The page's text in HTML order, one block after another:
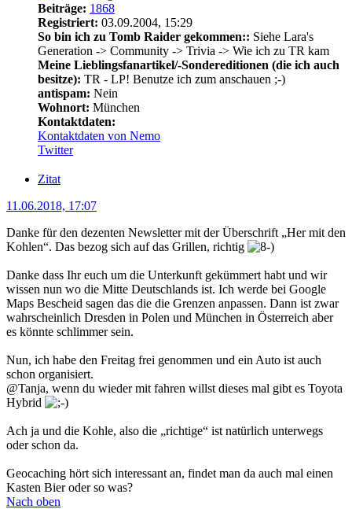
Beiträge: 1868
Registriert: 03.09.2004, 15:29
So bin ich zu Tomb Raider gekommen:: Siehe Lara's
Generation -> Community -> Trivia -> Wie ich zu TR kam
Meine Lieblingsfanartikel/-Sondereditionen (die ich auch
besitze): TR - LP! Benutze ich zum anschauen ;-)
antispam: Nein
Wohnort: München
Kontaktdaten:
Kontaktdaten von Nemo
Twitter
Zitat
11.06.2018, 17:07
Danke für den dezenten Newsletter mit der Überschrift „Her mit den
Kohlen“. Das bezog sich auf das Grillen, richtig
Danke dass Ihr euch um die Unterkunft gekümmert habt und wir
wissen nun wo die Mitte Deutschlands ist. Ich werde bei Google
Maps Bescheid sagen das die die Grenzen anpassen. Dann ist zwar
wahrscheinlich Dresden in Polen und München in Österreich aber
es könnte schlimmer sein.
Nun, ich habe den Freitag frei genommen und ein Auto ist auch
schon organisiert.
@Tanja, wenn du wieder mit fahren willst dieses mal gibt es Toyota
Hybrid
Ach ja und die Kohle, also die „richtige“ ist natürlich unterwegs
oder schon da.
Geocaching hört sich interessant an, findet man da auch mal einen
Kasten Bier oder so was?
Nach oben